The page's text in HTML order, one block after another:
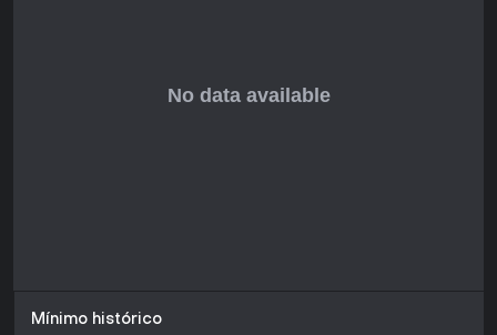
Mínimo histórico